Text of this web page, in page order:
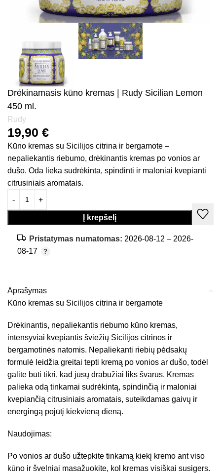
Drėkinamasis kūno kremas | Rudy Sicilian Lemon
450 ml.
Rudy
19,90 €
Kūno kremas su Sicilijos citrina ir bergamote –
nepaliekantis riebumo, drėkinantis kremas po vonios ar
dušo. Oda lieka sudrėkinta, spindinti ir maloniai kvepianti
citrusiniais aromatais.
Į krepšelį
Pristatymas numatomas: 2026-08-12 – 2026-
08-17
Aprašymas
Kūno kremas su Sicilijos citrina ir bergamote
Drėkinantis, nepaliekantis riebumo kūno kremas,
intensyviai kvepiantis šviežių Sicilijos citrinos ir
bergamotinės natomis. Nepaliekanti riebių pėdsakų
formulė leidžia greitai tepti kremą po vonios ar dušo, todėl
galite būti tikri, kad jūsų drabužiai liks švarūs. Kremas
palieka odą tinkamai sudrėkintą, spindinčią ir maloniai
kvepiančią citrusiniais aromatais, suteikdamas gaivų ir
energingą pojūtį kiekvieną dieną.
Naudojimas:
Po vonios ar dušo užtepkite tinkamą kiekį kremo ant viso
kūno ir švelniai masažuokite, kol kremas visiškai susigers.